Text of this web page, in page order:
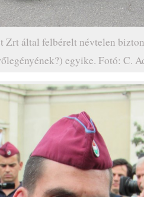
Zrt által felbérelt névtelen
egyike. Fotó: C.